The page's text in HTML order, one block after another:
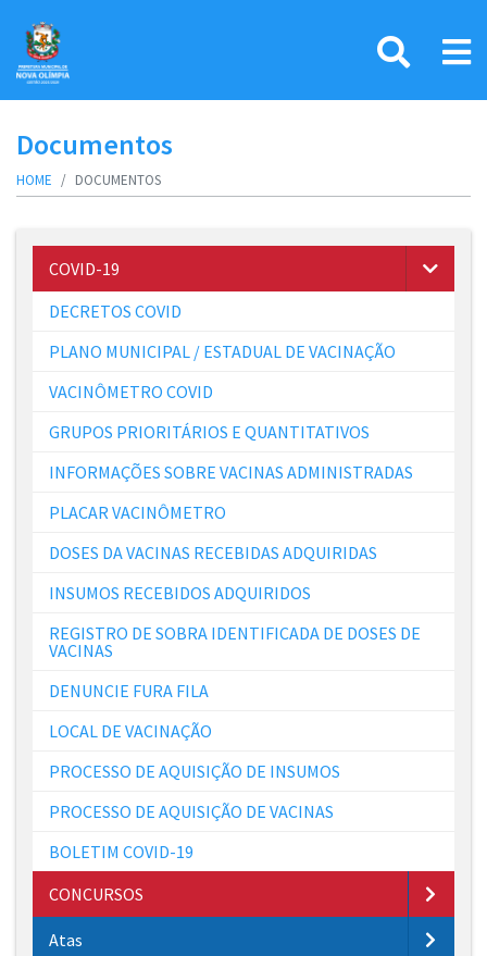
Documentos
HOME DOCUMENTOS
COVID-19
DECRETOS COVID
PLANO MUNICIPAL / ESTADUAL DE VACINAÇÃO
VACINÔMETRO COVID
GRUPOS PRIORITÁRIOS E QUANTITATIVOS
INFORMAÇÕES SOBRE VACINAS ADMINISTRADAS
PLACAR VACINÔMETRO
DOSES DA VACINAS RECEBIDAS ADQUIRIDAS
INSUMOS RECEBIDOS ADQUIRIDOS
REGISTRO DE SOBRA IDENTIFICADA DE DOSES DE
VACINAS
DENUNCIE FURA FILA
LOCAL DE VACINAÇÃO
PROCESSO DE AQUISIÇÃO DE INSUMOS
PROCESSO DE AQUISIÇÃO DE VACINAS
BOLETIM COVID-19
CONCURSOS
Atas